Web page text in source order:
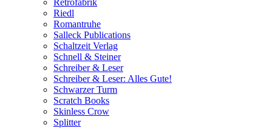
Retrofabrik
Riedl
Romantruhe
Salleck Publications
Schaltzeit Verlag
Schnell & Steiner
Schreiber & Leser
Schreiber & Leser: Alles Gute!
Schwarzer Turm
Scratch Books
Skinless Crow
Splitter